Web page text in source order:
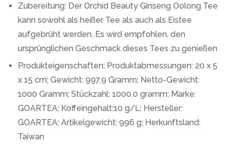
Zubereitung: Der Orchid Beauty Ginseng Oolong Tee
kann sowohl als heißer Tee als auch als Eistee
aufgebrüht werden. Es wird empfohlen, den
ursprünglichen Geschmack dieses Tees zu genießen
Produkteigenschaften: Produktabmessungen: ‎20 x 5
x 15 cm; Gewicht: 997,9 Gramm; Netto-Gewicht:
‎1000 Gramm; Stückzahl: ‎1000.0 gramm; Marke:
‎GOARTEA; Koffeingehalt:‎10 g/L; Hersteller:
‎GOARTEA; Artikelgewicht: ‎996 g; Herkunftsland:
‎Taiwan